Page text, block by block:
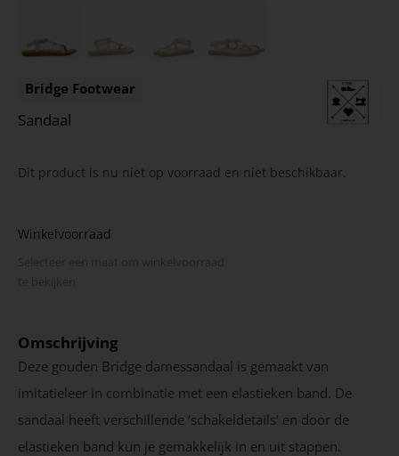
Bridge Footwear
Sandaal
Dit product is nu niet op voorraad en niet beschikbaar.
Winkelvoorraad
Omschrijving
Deze gouden Bridge damessandaal is gemaakt van
imitatieleer in combinatie met een elastieken band. De
sandaal heeft verschillende ‘schakeldetails’ en door de
elastieken band kun je gemakkelijk in en uit stappen.